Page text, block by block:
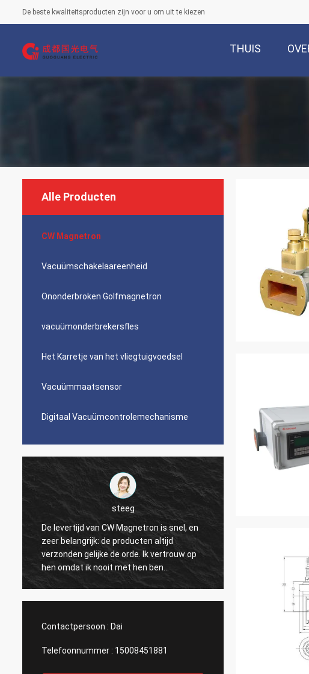
De beste kwaliteitsproducten zijn voor u om uit te kiezen
THUIS
Alle Producten
CW Magnetron
Vacuümschakelaareenheid
Ononderbroken Golfmagnetron
vacuümonderbrekersfles
Het Karretje van het vliegtuigvoedsel
Vacuümmaatsensor
Digitaal Vacuümcontrolemechanisme
steeg
De levertijd van CW Magnetron is snel, en
zeer belangrijk: de producten altijd
verzonden gelijke de orde. Ik vertrouw op
hen omdat ik nooit met hen ben
teleurgesteld.
prijzen, zodat
verkopen aan
markten
Contactpersoon : Dai
Telefoonnummer : 15008451881